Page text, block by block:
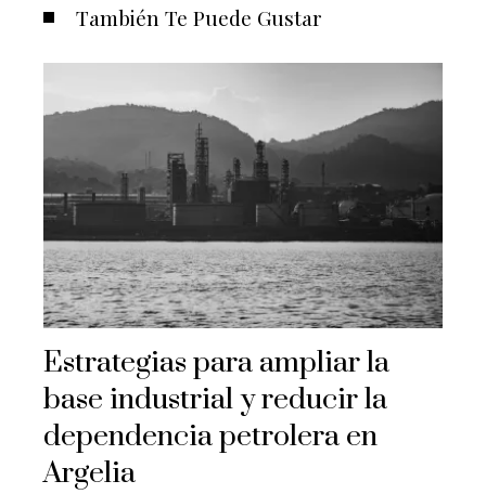
También Te Puede Gustar
Estrategias para ampliar la
base industrial y reducir la
dependencia petrolera en
Argelia